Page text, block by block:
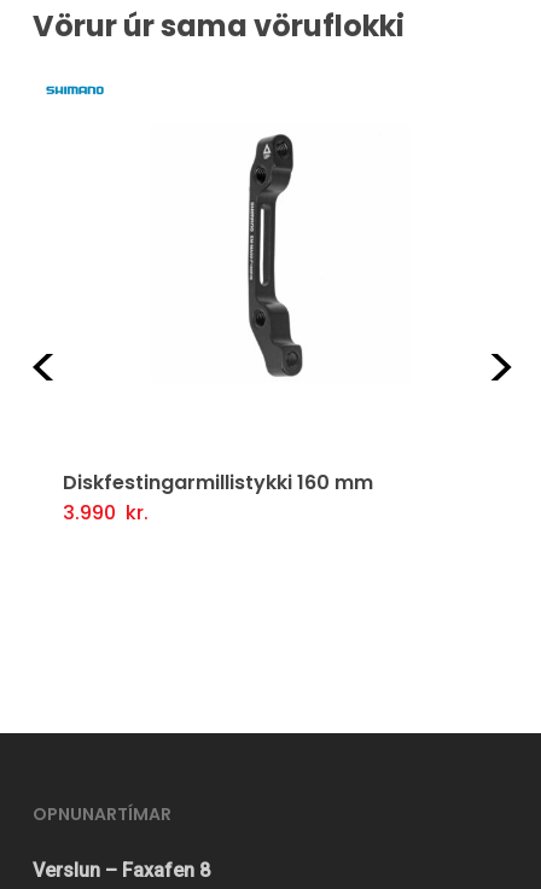
Vörur úr sama vöruflokki
Diskfestingarmillistykki 160 mm
3.990 kr.
Setja Í Körfu
OPNUNARTÍMAR
Verslun – Faxafen 8